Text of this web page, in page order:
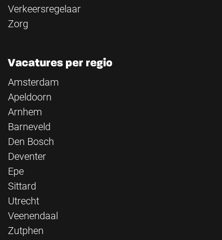
Verkeersregelaar
Zorg
Vacatures per regio
Amsterdam
Apeldoorn
Arnhem
Barneveld
Den Bosch
Deventer
Epe
Sittard
Utrecht
Veenendaal
Zutphen